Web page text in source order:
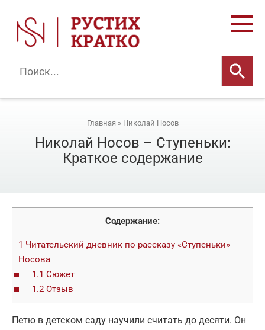
контенту
Главная » Николай Носов
Николай Носов – Ступеньки:
Краткое содержание
Содержание:
1 Читательский дневник по рассказу «Ступеньки»
Носова
1.1 Сюжет
1.2Отзыв
Петю в детском саду научили считать до десяти. Он